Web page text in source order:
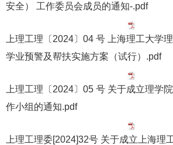
安全） 工作委员会成员的通知-.pdf
上理工理〔2024〕04 号 上海理工大学
学业预警及帮扶实施方案（试行）.pdf
上理工理〔2024〕05 号 关于成立理学
作小组的通知.pdf
上理工理委[2024]32号 关于成立上海理